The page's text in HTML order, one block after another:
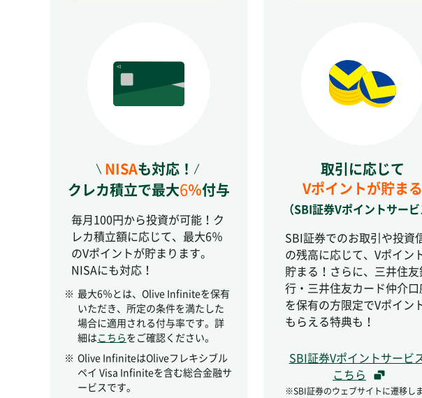
NISAも対応！
クレカ積立で最大6％付与
毎月100円から投資が可能！ク
レカ積立額に応じて、最大6％
のVポイントが貯まります。
NISAにも対応！
※ 最大6％とは、Olive Infiniteを保有
いただき、所定の条件を満たした
場合に適用される付与率です。詳
細はこちらをご確認ください。
※ Olive InfiniteはOliveフレキシブル
ペイ Visa Infiniteを含む総合金融サ
ービスです。
取引に応じて
Vポイントが貯まる
（SBI証券Vポイントサービ
SBI証券でのお取引や投資
の残高に応じて、Vポイン
貯まる！さらに、三井住友
行・三井住友カード仲介
を保有の方限定でVポイン
もらえる特典も！
SBI証券Vポイントサービ
こちら
※SBI証券のウェブサイトに遷移しま